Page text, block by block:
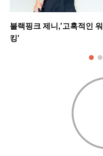
블랙핑크 제니,'고혹적인 워
킹'